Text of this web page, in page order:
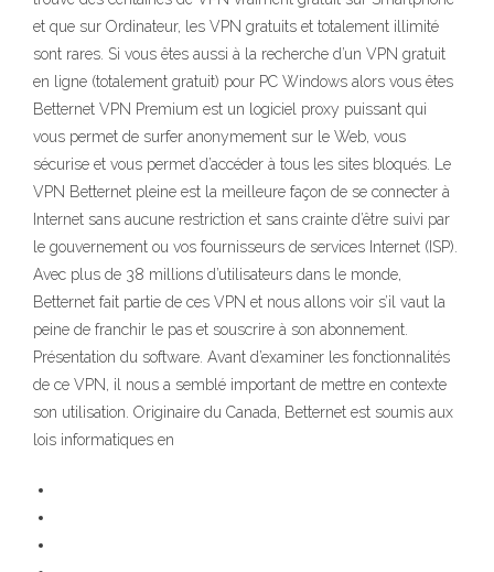
et que sur Ordinateur, les VPN gratuits et totalement illimité
sont rares. Si vous êtes aussi à la recherche d’un VPN gratuit
en ligne (totalement gratuit) pour PC Windows alors vous êtes
Betternet VPN Premium est un logiciel proxy puissant qui
vous permet de surfer anonymement sur le Web, vous
sécurise et vous permet d’accéder à tous les sites bloqués. Le
VPN Betternet pleine est la meilleure façon de se connecter à
Internet sans aucune restriction et sans crainte d’être suivi par
le gouvernement ou vos fournisseurs de services Internet (ISP).
Avec plus de 38 millions d’utilisateurs dans le monde,
Betternet fait partie de ces VPN et nous allons voir s’il vaut la
peine de franchir le pas et souscrire à son abonnement.
Présentation du software. Avant d’examiner les fonctionnalités
de ce VPN, il nous a semblé important de mettre en contexte
son utilisation. Originaire du Canada, Betternet est soumis aux
lois informatiques en